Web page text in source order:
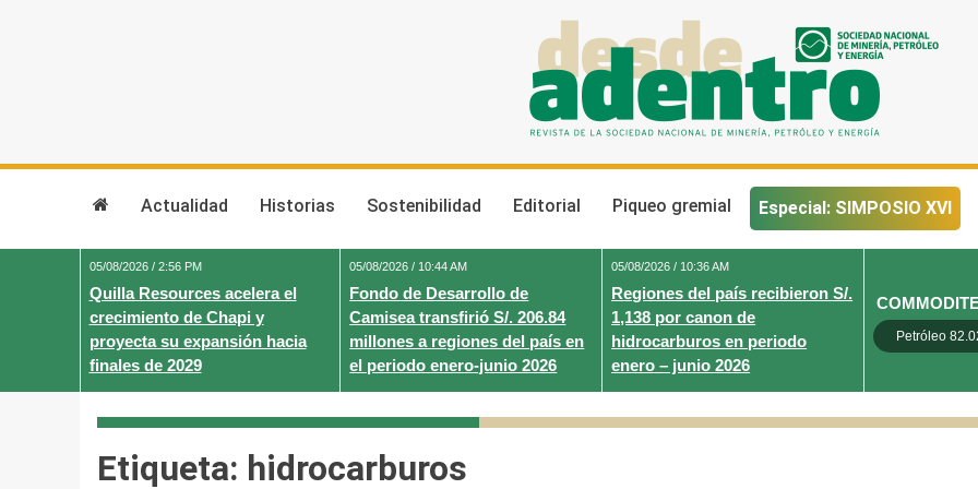
Actualidad Historias Sostenibilidad Editorial Piqueo gremial Especial: SIMPOSIO XVI
05/08/2026 / 2:56 PM
Quilla Resources acelera el
crecimiento de Chapi y
proyecta su expansión hacia
finales de 2029
05/08/2026 / 10:44 AM
Fondo de Desarrollo de
Camisea transfirió S/. 206.84
millones a regiones del país en
el periodo enero-junio 2026
05/08/2026 / 10:36 AM
Regiones del país recibieron S/.
1,138 por canon de
hidrocarburos en periodo
enero – junio 2026
Petróleo
Etiqueta: hidrocarburos